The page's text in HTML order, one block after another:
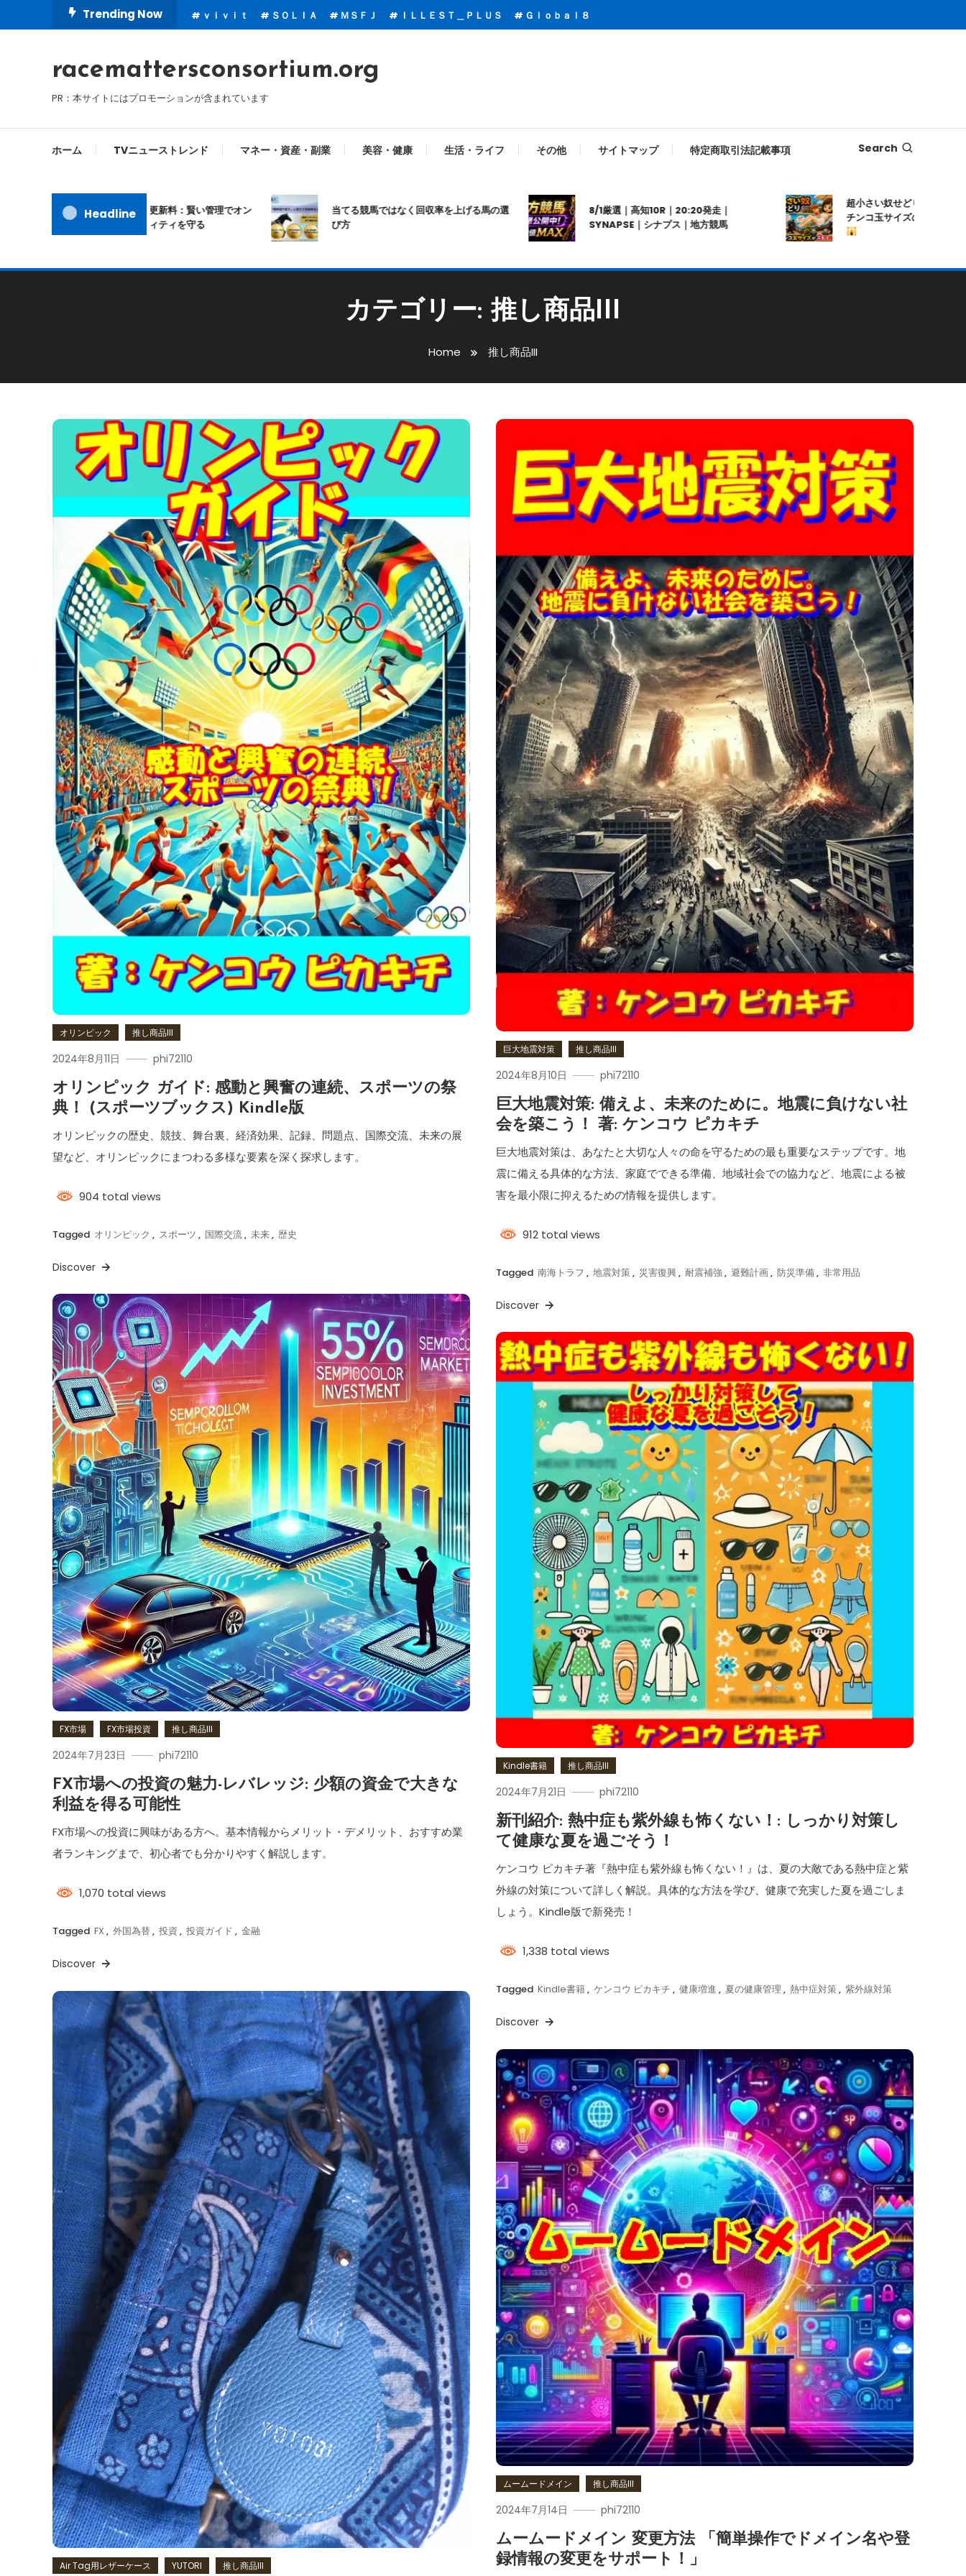
To
Trending Now ｖｉｖｉｔ ＳＯＬＩＡ ＭＳＦＪ ＩＬＬＥＳＴ＿ＰＬＵＳ Ｇｌｏｂａｌ８
racemattersconsortium.org
PR：本サイトにはプロモーションが含まれています
ホーム TVニューストレンド マネー・資産・副業 美容・健康 生活・ライフ その他 サイトマップ 特定商取引法記載事項 Search
Headline
ムームードメイン更新料：賢い管理でオン
ラインアイデンティティを守る
当てる競馬ではなく回収率を上げる馬の選
び方
8/1厳選｜高知10R｜20:20発走｜
SYNAPSE｜シナプス｜地方競馬
超小さい奴せどり
│自宅にあるかも!? パ
チンコ玉サイズの商品がヤフオクで3万円
カテゴリー:推し商品III
Home 推し商品III
オリンピック 推し商品III
2024年8月11日 phi72110
オリンピック ガイド: 感動と興奮の連続、スポーツの祭
典！ (スポーツブックス) Kindle版
オリンピックの歴史、競技、舞台裏、経済効果、記録、問題点、国際交流、未来の展
望など、オリンピックにまつわる多様な要素を深く探求します。
904 total views
Tagged オリンピック , スポーツ , 国際交流, 未来, 歴史
Discover
巨大地震対策 推し商品III
2024年8月10日 phi72110
巨大地震対策: 備えよ、未来のために。地震に負けない社
会を築こう！ 著: ケンコウ ピカキチ
巨大地震対策は、あなたと大切な人々の命を守るための最も重要なステップです。地
震に備える具体的な方法、家庭でできる準備、地域社会での協力など、地震による被
害を最小限に抑えるための情報を提供します。
912 total views
Tagged 南海トラフ , 地震対策, 災害復興, 耐震補強, 避難計画, 防災準備, 非常用品
Discover
FX市場 FX市場投資 推し商品III
2024年7月23日 phi72110
FX市場への投資の魅力-レバレッジ: 少額の資金で大きな
利益を得る可能性
FX市場への投資に興味がある方へ。基本情報からメリット・デメリット、おすすめ業
者ランキングまで、初心者でも分かりやすく解説します。
1,070 total views
Tagged FX, 外国為替 , 投資 , 投資ガイド , 金融
Discover
Kindle書籍 推し商品III
2024年7月21日 phi72110
新刊紹介: 熱中症も紫外線も怖くない！: しっかり対策し
て健康な夏を過ごそう！
ケンコウ ピカキチ著『熱中症も紫外線も怖くない！』は、夏の大敵である熱中症と紫
外線の対策について詳しく解説。具体的な方法を学び、健康で充実した夏を過ごしま
しょう。Kindle版で新発売！
1,338 total views
Tagged Kindle書籍, ケンコウ ピカキチ , 健康増進 , 夏の健康管理, 熱中症対策, 紫外線対策
Discover
Air Tag用レザーケース YUTORI 推し商品III
ムームードメイン 推し商品III
2024年7月14日 phi72110
ムームードメイン 変更方法 「簡単操作でドメイン名や登
録情報の変更をサポート！」